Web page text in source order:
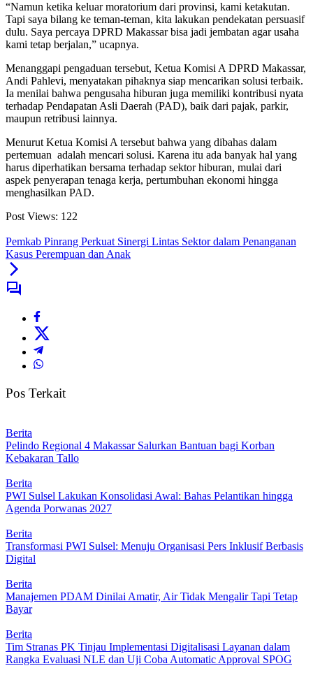
“Namun ketika keluar moratorium dari provinsi, kami ketakutan.
Tapi saya bilang ke teman-teman, kita lakukan pendekatan persuasif
dulu. Saya percaya DPRD Makassar bisa jadi jembatan agar usaha
kami tetap berjalan,” ucapnya.
Menanggapi pengaduan tersebut, Ketua Komisi A DPRD Makassar,
Andi Pahlevi, menyatakan pihaknya siap mencarikan solusi terbaik.
Ia menilai bahwa pengusaha hiburan juga memiliki kontribusi nyata
terhadap Pendapatan Asli Daerah (PAD), baik dari pajak, parkir,
maupun retribusi lainnya.
Menurut Ketua Komisi A tersebut bahwa yang dibahas dalam
pertemuan adalah mencari solusi. Karena itu ada banyak hal yang
harus diperhatikan bersama terhadap sektor hiburan, mulai dari
aspek penyerapan tenaga kerja, pertumbuhan ekonomi hingga
menghasilkan PAD.
Post Views: 122
Pemkab Pinrang Perkuat Sinergi Lintas Sektor dalam Penanganan
Kasus Perempuan dan Anak
Pos Terkait
Berita
Pelindo Regional 4 Makassar Salurkan Bantuan bagi Korban
Kebakaran Tallo
Berita
PWI Sulsel Lakukan Konsolidasi Awal: Bahas Pelantikan hingga
Agenda Porwanas 2027
Berita
Transformasi PWI Sulsel: Menuju Organisasi Pers Inklusif Berbasis
Digital
Berita
Manajemen PDAM Dinilai Amatir, Air Tidak Mengalir Tapi Tetap
Bayar
Berita
Tim Stranas PK Tinjau Implementasi Digitalisasi Layanan dalam
Rangka Evaluasi NLE dan Uji Coba Automatic Approval SPOG